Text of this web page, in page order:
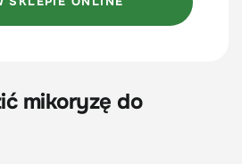
mikoryzę do